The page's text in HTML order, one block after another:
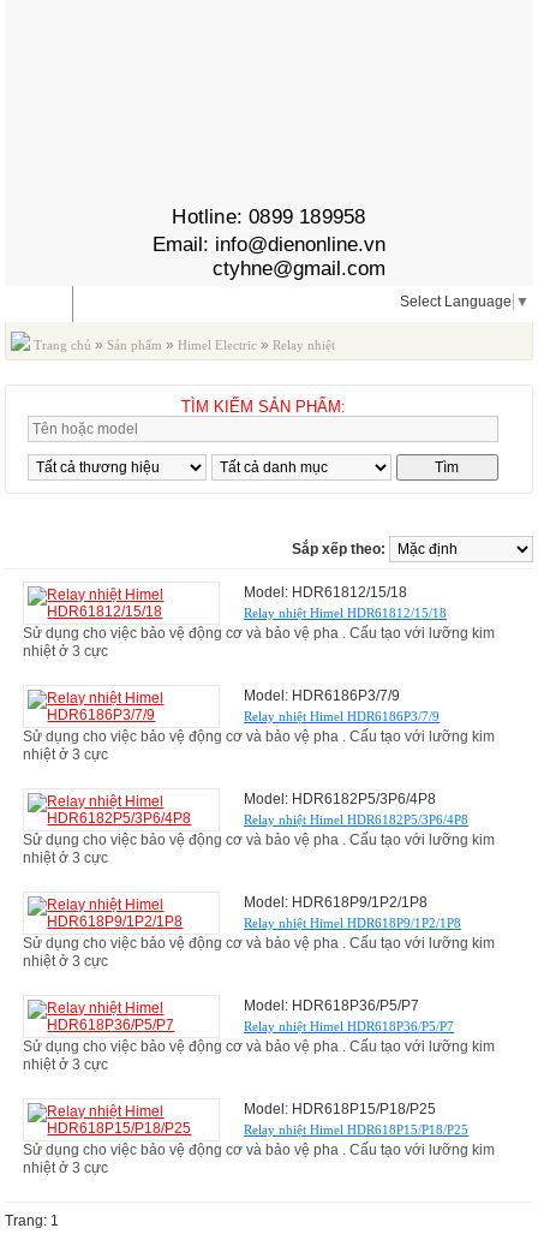
Hotline:0899 189958
Email: info@dienonline.vn
ctyhne@gmail.com
Trang chủ »Sản phẩm »Himel Electric »Relay nhiệt
Himel
Select Language ▼
TÌM KIẾM SẢN PHẨM:
Sắp xếp theo:
Model: HDR61812/15/18
Relay nhiệt Himel HDR61812/15/18
Sử dụng cho việc bảo vệ động cơ và bảo vệ pha . Cấu tạo với lưỡng kim
nhiệt ở 3 cực
Model: HDR6186P3/7/9
Relay nhiệt Himel HDR6186P3/7/9
Sử dụng cho việc bảo vệ động cơ và bảo vệ pha . Cấu tạo với lưỡng kim
nhiệt ở 3 cực
Model: HDR6182P5/3P6/4P8
Relay nhiệt Himel HDR6182P5/3P6/4P8
Sử dụng cho việc bảo vệ động cơ và bảo vệ pha . Cấu tạo với lưỡng kim
nhiệt ở 3 cực
Model: HDR618P9/1P2/1P8
Relay nhiệt Himel HDR618P9/1P2/1P8
Sử dụng cho việc bảo vệ động cơ và bảo vệ pha . Cấu tạo với lưỡng kim
nhiệt ở 3 cực
Model: HDR618P36/P5/P7
Relay nhiệt Himel HDR618P36/P5/P7
Sử dụng cho việc bảo vệ động cơ và bảo vệ pha . Cấu tạo với lưỡng kim
nhiệt ở 3 cực
Model: HDR618P15/P18/P25
Relay nhiệt Himel HDR618P15/P18/P25
Sử dụng cho việc bảo vệ động cơ và bảo vệ pha . Cấu tạo với lưỡng kim
nhiệt ở 3 cực
Trang: 1